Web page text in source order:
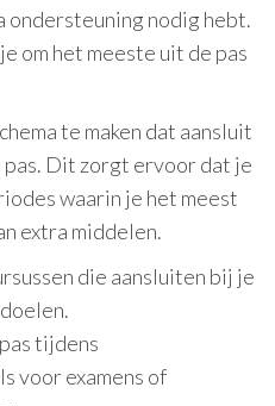
ondersteuning nodig hebt.
om het meeste uit de pas
te maken dat aansluit
Dit zorgt ervoor dat je
waarin je het meest
extra middelen.
die aansluiten bij je
tijdens
voor examens of